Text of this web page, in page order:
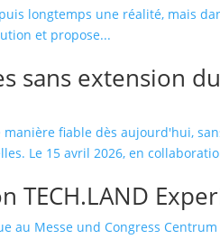
longtemps une réalité, mais
et propose...
sans extension
fiable dès aujourd'hui,
Le 15 avril 2026, en
TECH.LAND
au Messe und Congress